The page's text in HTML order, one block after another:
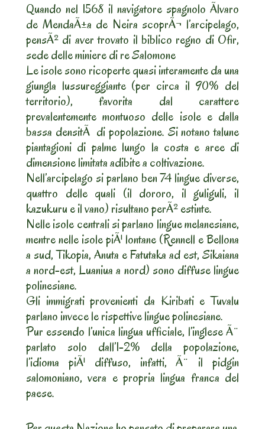
Quando nel 1568 il navigatore spagnolo Ãlvaro
de MendaÃ±a de Neira scoprÃ¬ l’arcipelago,
pensÃ² di aver trovato il biblico regno di Ofir,
sede delle miniere di re Salomone
Le isole sono ricoperte quasi interamente da una
giungla lussureggiante (per circa il 90% del
territorio), favorita dal carattere
prevalentemente montuoso delle isole e dalla
bassa densitÃ di popolazione. Si notano talune
piantagioni di palme lungo la costa e aree di
dimensione limitata adibite a coltivazione.
Nell’arcipelago si parlano ben 74 lingue diverse,
quattro delle quali (il dororo, il guliguli, il
kazukuru e il vano) risultano perÃ² estinte.
Nelle isole centrali si parlano lingue melanesiane,
mentre nelle isole piÃ¹ lontane (Rennell e Bellona
a sud, Tikopia, Anuta e Fatutaka ad est, Sikaiana
a nord-est, Luaniua a nord) sono diffuse lingue
polinesiane.
Gli immigrati provenienti da Kiribati e Tuvalu
parlano invece le rispettive lingue polinesiane.
Pur essendo l’unica lingua ufficiale, l’inglese Ã¨
parlato solo dall’1-2% della popolazione,
l’idioma piÃ¹ diffuso, infatti, Ã¨ il pidgin
salomoniano, vera e propria lingua franca del
paese.